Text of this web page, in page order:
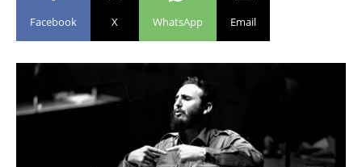
Facebook X WhatsApp Email